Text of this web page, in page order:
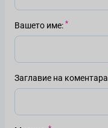
Вашето име
Заглавие на коментара